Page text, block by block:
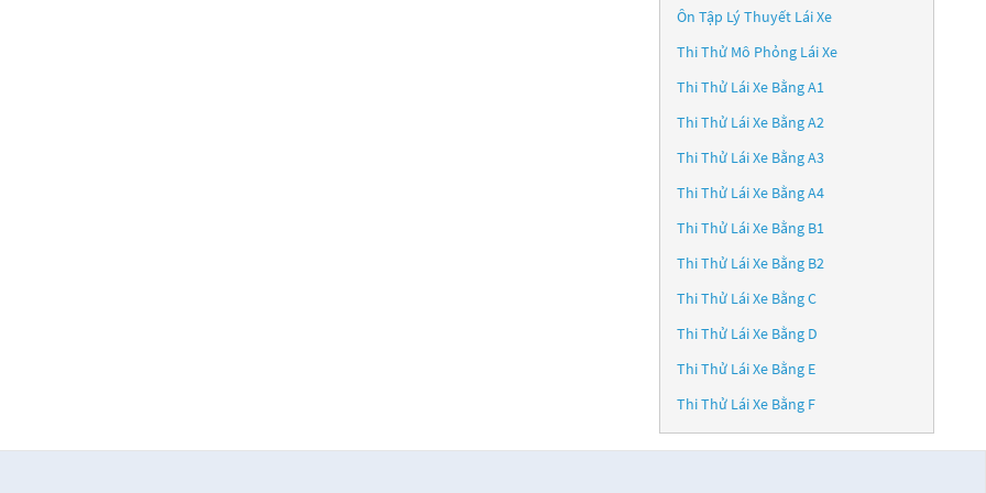
Ôn Tập Lý Thuyết Lái Xe
Thi Thử Mô Phỏng Lái Xe
Thi Thử Lái Xe Bằng A1
Thi Thử Lái Xe Bằng A2
Thi Thử Lái Xe Bằng A3
Thi Thử Lái Xe Bằng A4
Thi Thử Lái Xe Bằng B1
Thi Thử Lái Xe Bằng B2
Thi Thử Lái Xe Bằng C
Thi Thử Lái Xe Bằng D
Thi Thử Lái Xe Bằng E
Thi Thử Lái Xe Bằng F